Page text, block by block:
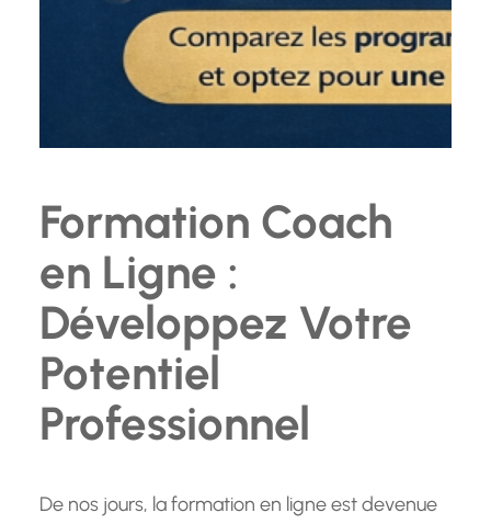
Formation Coach
en Ligne :
Développez Votre
Potentiel
Professionnel
De nos jours, la formation en ligne est devenue